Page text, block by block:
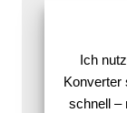
Ich
Konverter
schnell –